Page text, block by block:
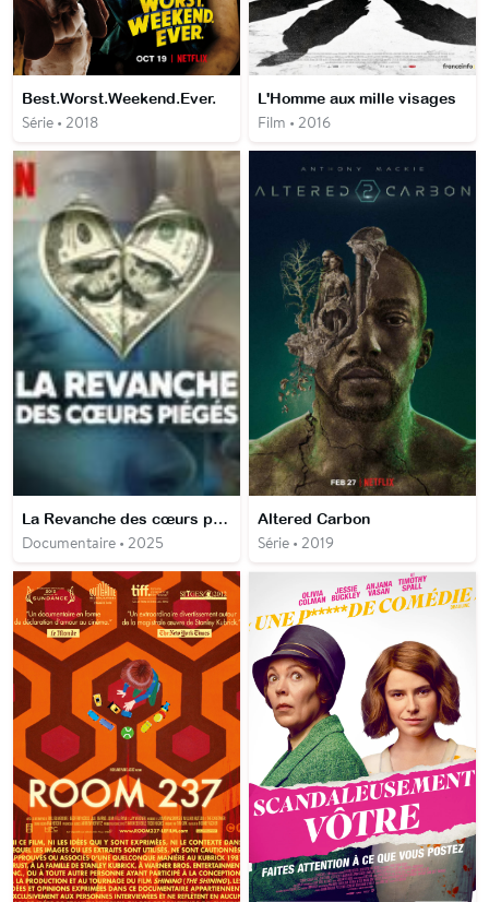
Best.Worst.Weekend.Ever.
Série • 2018
L'Homme aux mille visages
Film • 2016
La Revanche des cœurs piégés
Documentaire • 2025
Altered Carbon
Série • 2019